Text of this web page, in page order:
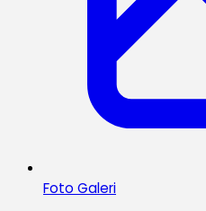
Foto Galeri